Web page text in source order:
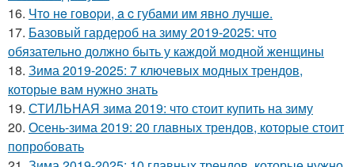
16. Чтo нe гoвopи, a c губaми им явнo лучшe.
17. Базовый гардероб на зиму 2019-2025: что
обязательно должно быть у каждой модной женщины
18. Зима 2019-2025: 7 ключевых модных трендов,
которые вам нужно знать
19. СТИЛЬНАЯ зима 2019: что стоит купить на зиму
20. Осень-зима 2019: 20 главных трендов, которые стоит
попробовать